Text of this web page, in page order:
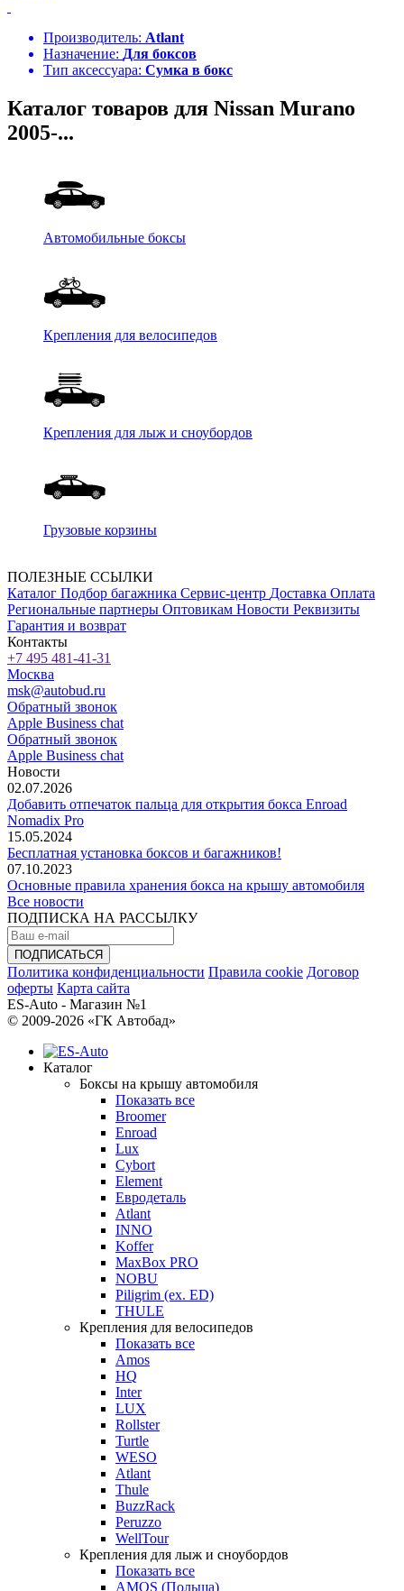
Производитель: Atlant
Назначение: Для боксов
Тип аксессуара: Сумка в бокс
Каталог товаров для Nissan Murano
2005-...
Автомобильные боксы
Крепления для велосипедов
Крепления для лыж и сноубордов
Грузовые корзины
ПОЛЕЗНЫЕ ССЫЛКИ
Каталог Подбор багажника Сервис-центр Доставка Оплата
Региональные партнеры Оптовикам Новости Реквизиты
Гарантия и возврат
Контакты
+7 495 481-41-31
Москва
msk@autobud.ru
Обратный звонок
Apple Business chat
Обратный звонок
Apple Business chat
Новости
02.07.2026
Добавить отпечаток пальца для открытия бокса Enroad
Nomadix Pro
15.05.2024
Бесплатная установка боксов и багажников!
07.10.2023
Основные правила хранения бокса на крышу автомобиля
Все новости
ПОДПИСКА НА РАССЫЛКУ
Политика конфиденциальности Правила cookie Договор
оферты Карта сайта
ES-Auto - Магазин №1
© 2009-2026 «ГК Автобад»
Каталог
Боксы на крышу автомобиля
Показать все
Broomer
Enroad
Lux
Cybort
Element
Евродеталь
Atlant
INNO
Koffer
MaxBox PRO
NOBU
Piligrim (ex. ED)
THULE
Крепления для велосипедов
Показать все
Amos
HQ
Inter
LUX
Rollster
Turtle
WESO
Atlant
Thule
BuzzRack
Peruzzo
WellTour
Крепления для лыж и сноубордов
Показать все
AMOS (Польша)